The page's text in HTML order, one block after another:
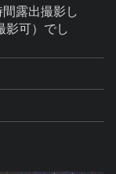
露出撮影し
影可）でし